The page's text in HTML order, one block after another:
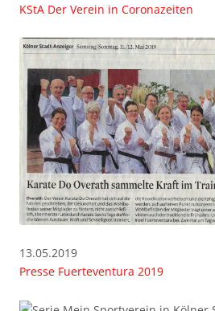
KStA Der Verein in Coronazeiten
13.05.2019
Presse Fuerteventura 2019